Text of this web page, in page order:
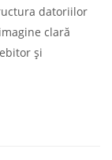
datoriilor
clară
și